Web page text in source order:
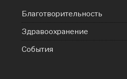
Благотворительность
Здравоохранение
События